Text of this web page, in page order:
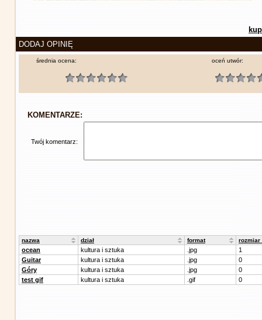
DODAJ OPINIĘ
średnia ocena: oceń utwór:
KOMENTARZE:
Twój komentarz:
nazwa dział format rozmiar
ocean kultura i sztuka .jpg
1
Guitar
kultura i sztuka .jpg
0
Góry
kultura i sztuka .jpg
0
test gif
kultura i sztuka .gif 0